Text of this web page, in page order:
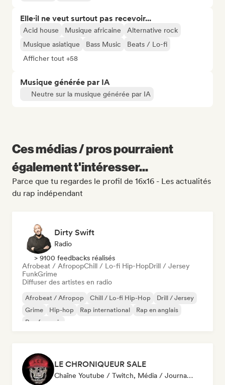
Elle·il ne veut surtout pas recevoir...
Acid house Musique africaine
Alternative rock
Musique asiatique
Bass Music
Beats / Lo-fi
Afficher tout +58
Musique générée par IA
Neutre sur la musique générée par IA
Ces médias / pros pourraient
également t'intéresser...
Parce que tu regardes le profil de 16x16 - Les actualités
du rap indépendant
Dirty Swift
Radio
> 9100 feedbacks réalisés
Afrobeat / AfropopChill / Lo-fi Hip-HopDrill / Jersey
FunkGrime
Diffuser des artistes en radio
Afrobeat / Afropop Chill / Lo-fi Hip-Hop
Drill / Jersey
Grime
Hip-hop Rap international
Rap en anglais
Rap francais
LE CHRONIQUEUR SALE
Chaîne Youtube / Twitch, Média / Journaliste, Influenceur·euse Sur Les Réseaux Sociaux